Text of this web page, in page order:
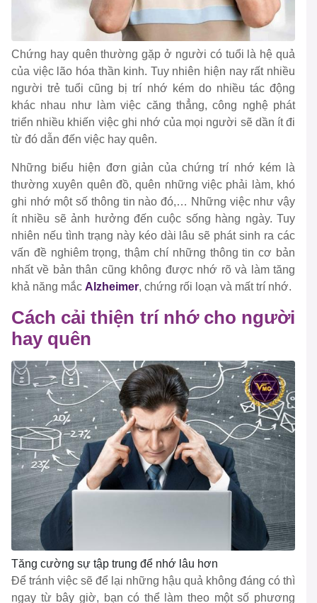
Chứng hay quên thường gặp ở người có tuổi là hệ quả
của việc lão hóa thần kinh. Tuy nhiên hiện nay rất nhiều
người trẻ tuổi cũng bị trí nhớ kém do nhiều tác động
khác nhau như làm việc căng thẳng, công nghệ phát
triển nhiều khiến việc ghi nhớ của mọi người sẽ dần ít đi
từ đó dẫn đến việc hay quên.
Những biểu hiện đơn giản của chứng trí nhớ kém là
thường xuyên quên đồ, quên những việc phải làm, khó
ghi nhớ một số thông tin nào đó,… Những việc như vậy
ít nhiều sẽ ảnh hưởng đến cuộc sống hàng ngày. Tuy
nhiên nếu tình trạng này kéo dài lâu sẽ phát sinh ra các
vấn đề nghiêm trọng, thậm chí những thông tin cơ bản
nhất về bản thân cũng không được nhớ rõ và làm tăng
khả năng mắc Alzheimer, chứng rối loạn và mất trí nhớ.
Cách cải thiện trí nhớ cho người
hay quên
Tăng cường sự tập trung để nhớ lâu hơn
Để tránh việc sẽ để lại những hậu quả không đáng có thì
ngay từ bây giờ, bạn có thể làm theo một số phương